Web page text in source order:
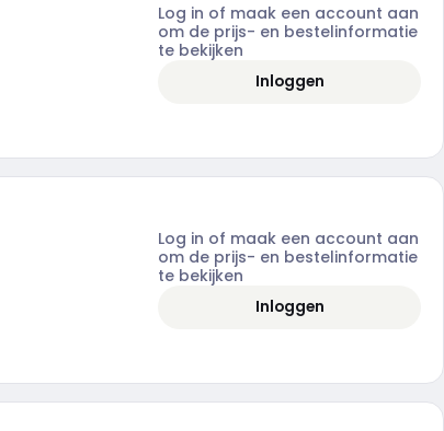
Log in of maak een account aan
om de prijs- en bestelinformatie
te bekijken
Inloggen
Log in of maak een account aan
om de prijs- en bestelinformatie
te bekijken
Inloggen